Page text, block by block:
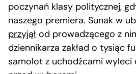
poczynań klasy politycznej,
naszego premiera. Sunak w
przyjął od prowadzącego z
dziennikarza zakład o tysiąc
samolot z uchodźcami wyleci